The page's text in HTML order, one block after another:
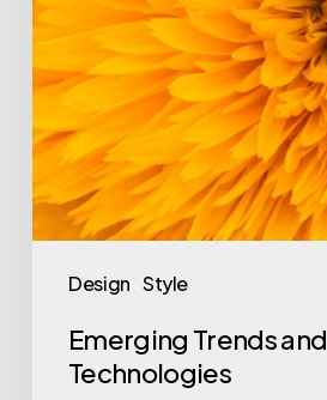
Design Style
Emerging Trends and
Technologies